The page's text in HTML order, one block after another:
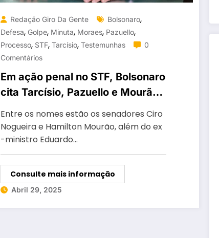
Redação Giro Da Gente Bolsonaro,
Defesa, Golpe, Minuta, Moraes, Pazuello,
Processo, STF, Tarcísio, Testemunhas
0
Comentários
Em ação penal no STF, Bolsonaro
cita Tarcísio, Pazuello e Mourão
Entre os nomes estão os senadores Ciro
Nogueira e Hamilton Mourão, além do ex
-ministro Eduardo…
Consulte mais informação
Abril 29, 2025